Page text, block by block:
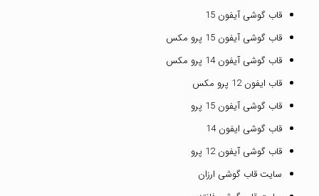
قاب گوشی آیفون 15
قاب گوشی آیفون 15 پرو مکس
قاب گوشی آیفون 14 پرو مکس
قاب ایفون 12 پرو مکس
قاب گوشی آیفون 15 پرو
قاب گوشی ایفون 14
قاب گوشی آیفون 12 پرو
سایت قاب گوشی ارزان